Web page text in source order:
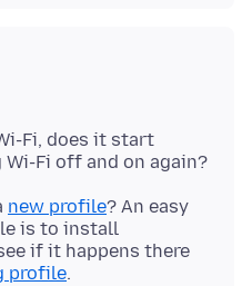
Fi, does it start
new profile? An easy
is to install
if it happens there
profile